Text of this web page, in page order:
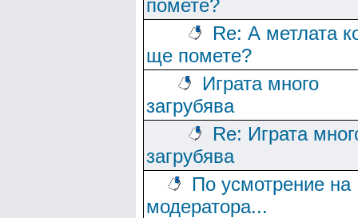
помете?
Re: А метлата
ще помете?
Играта много
загрубява
Re: Играта
загрубява
По усмотрение на
модератора...